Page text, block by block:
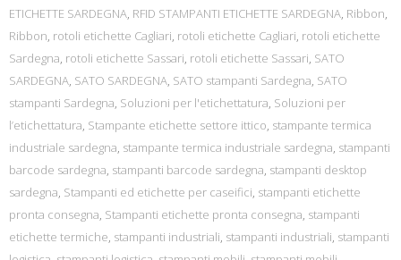
ETICHETTE SARDEGNA, RFID STAMPANTI ETICHETTE SARDEGNA, Ribbon,
Ribbon, rotoli etichette Cagliari, rotoli etichette Cagliari, rotoli etichette
Sardegna, rotoli etichette Sassari, rotoli etichette Sassari, SATO
SARDEGNA, SATO SARDEGNA, SATO stampanti Sardegna, SATO
stampanti Sardegna, Soluzioni per l'etichettatura, Soluzioni per
l’etichettatura, Stampante etichette settore ittico, stampante termica
industriale sardegna, stampante termica industriale sardegna, stampanti
barcode sardegna, stampanti barcode sardegna, stampanti desktop
sardegna, Stampanti ed etichette per caseifici, stampanti etichette
pronta consegna, Stampanti etichette pronta consegna, stampanti
etichette termiche, stampanti industriali, stampanti industriali, stampanti